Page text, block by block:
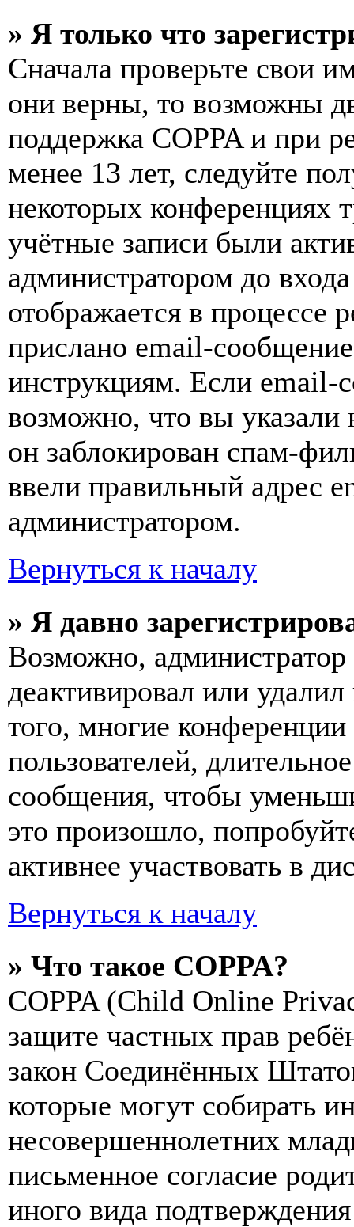
» Я только что
Сначала проверьте свои
они верны, то возможны
поддержка COPPA и при
менее 13 лет, следуйте
некоторых конференциях
учётные записи были
администратором до
отображается в процессе
прислано email-
инструкциям. Если email-
возможно, что вы
он заблокирован спам-
ввели правильный адрес
администратором.
Вернуться к началу
» Я давно
Возможно,
деактивировал или
того, многие
пользователей,
сообщения, чтобы
это произошло,
активнее участвовать в
Вернуться к началу
» Что такое COPPA?
COPPA (Child Online
защите частных прав
закон Соединённых
которые могут собирать
несовершеннолетних
письменное согласие
иного вида